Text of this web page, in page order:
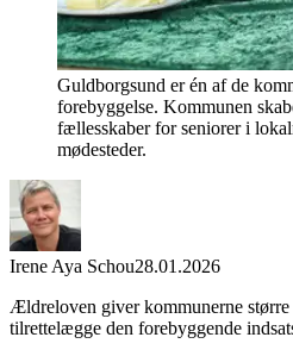
Guldborgsund er én af de
forebyggelse. Kommunen
fællesskaber for seniorer i
mødesteder.
Irene Aya Schou28.01.2026
Ældreloven giver kommunerne
tilrettelægge den forebyggende